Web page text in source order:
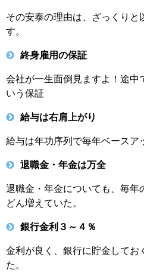
その安泰の理由は、ざっくりと
す。
終身雇用の保証
会社が一生面倒見ますよ！途中
いう保証
給与は右肩上がり
給与は年功序列で毎年ベースア
退職金・年金は万全
退職金・年金についても、毎年
どん増えていた。
銀行金利３～４％
金利が良く、銀行に貯金してお
た。